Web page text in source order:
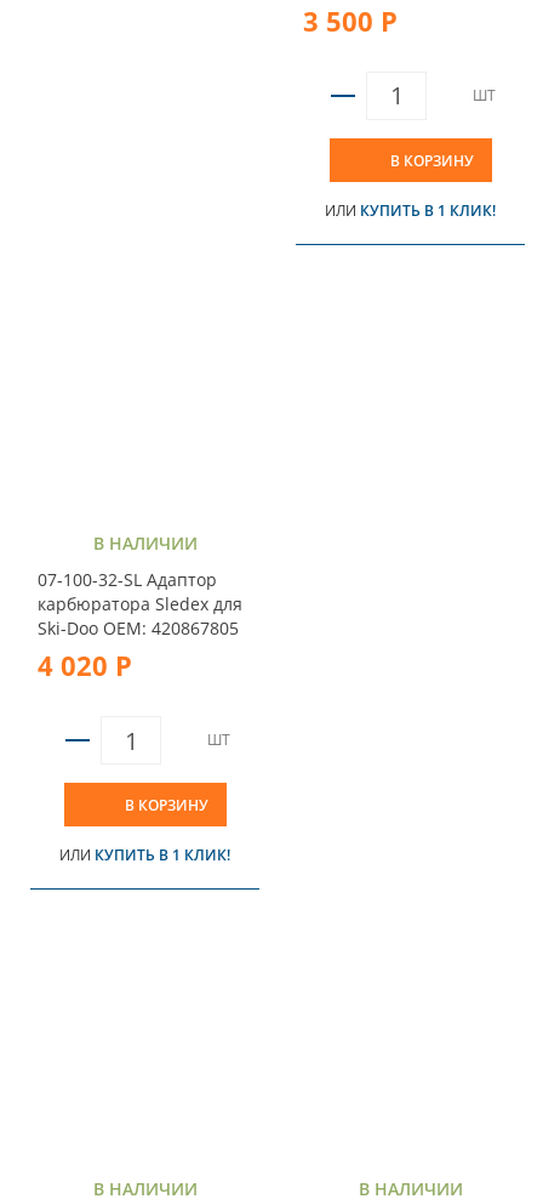
3 500 Р
ШТ
В КОРЗИНУ
ИЛИ КУПИТЬ В 1 КЛИК!
В НАЛИЧИИ
07-100-32-SL Адаптор
карбюратора Sledex для
Ski-Doo ОЕМ: 420867805
4 020 Р
ШТ
В КОРЗИНУ
ИЛИ КУПИТЬ В 1 КЛИК!
В НАЛИЧИИ В НАЛИЧИИ